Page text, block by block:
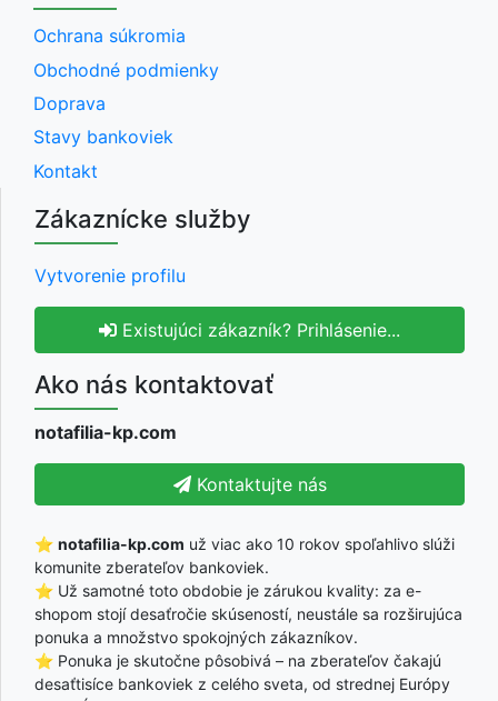
Ochrana súkromia
Obchodné podmienky
Doprava
Stavy bankoviek
Kontakt
Zákaznícke služby
Vytvorenie profilu
Existujúci zákazník? Prihlásenie...
Ako nás kontaktovať
notafilia-kp.com
Kontaktujte nás
⭐ notafilia-kp.com už viac ako 10 rokov spoľahlivo slúži
komunite zberateľov bankoviek.
⭐ Už samotné toto obdobie je zárukou kvality: za e-
shopom stojí desaťročie skúseností, neustále sa rozširujúca
ponuka a množstvo spokojných zákazníkov.
⭐ Ponuka je skutočne pôsobivá – na zberateľov čakajú
desaťtisíce bankoviek z celého sveta, od strednej Európy